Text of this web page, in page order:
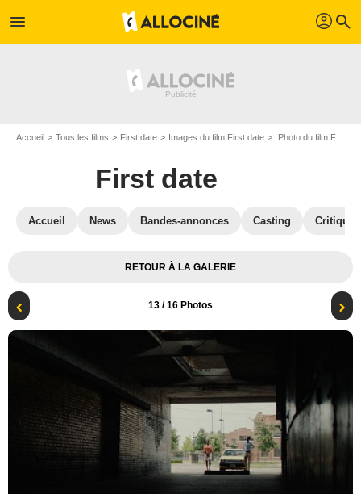
menu profil search
Accueil Tous les films First date Images du film First date Photo du film First date - Photo 13
First date
Accueil News Bandes-annonces Casting
RETOUR À LA GALERIE
13 / 16 Photos